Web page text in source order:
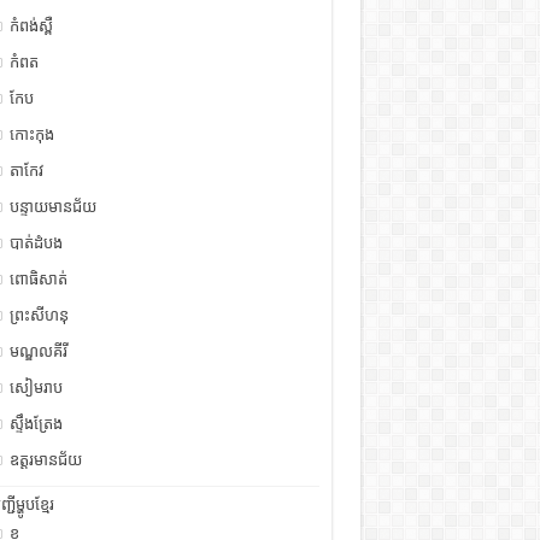
កំពង់ស្ពឺ
កំពត
កែប
កោះកុង
តាកែវ
បន្ទាយមានជ័យ
បាត់ដំបង
ពោធិសាត់
ព្រះសីហនុ
មណ្ឌលគីរី
សៀមរាប
ស្ទឹង​​ត្រែង
ឧត្ដរមានជ័យ
ជីម្ហូបខ្មែរ
ខ